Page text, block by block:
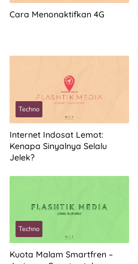
Cara Menonaktifkan 4G
Techno
Internet Indosat Lemot:
Kenapa Sinyalnya Selalu
Jelek?
Techno
Kuota Malam Smartfren –